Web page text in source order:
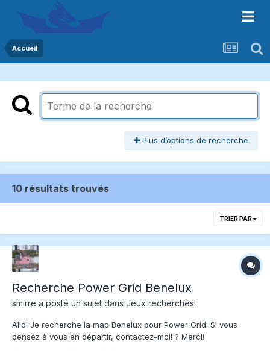
Accueil
Plus d’options de recherche
10 résultats trouvés
TRIER PAR
Recherche Power Grid Benelux
smirre a posté un sujet dans Jeux recherchés!
Allo! Je recherche la map Benelux pour Power Grid. Si vous
pensez à vous en départir, contactez-moi! ? Merci!